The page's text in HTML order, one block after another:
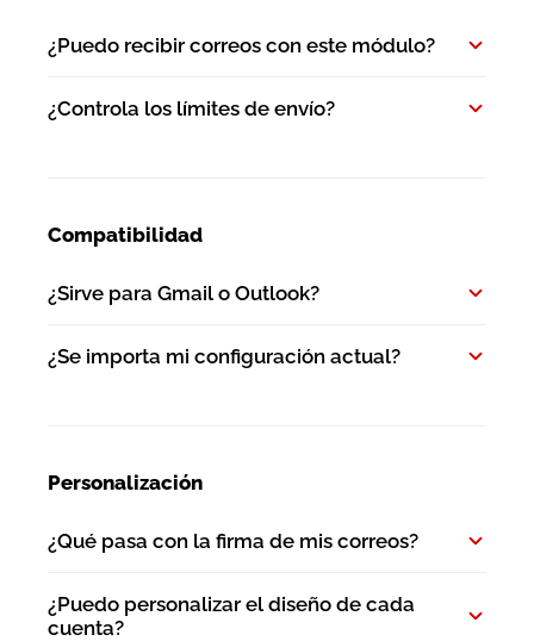
¿Puedo recibir correos con este módulo?
¿Controla los límites de envío?
Compatibilidad
¿Sirve para Gmail o Outlook?
¿Se importa mi configuración actual?
Personalización
¿Qué pasa con la firma de mis correos?
¿Puedo personalizar el diseño de cada
cuenta?